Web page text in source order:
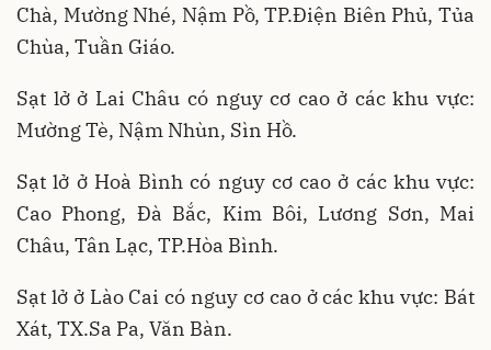
Chà, Mường Nhé, Nậm Pồ, TP.Điện Biên Phủ, Tủa
Chùa, Tuần Giáo.
Sạt lở ở Lai Châu có nguy cơ cao ở các khu vực:
Mường Tè, Nậm Nhùn, Sìn Hồ.
Sạt lở ở Hoà Bình có nguy cơ cao ở các khu vực:
Cao Phong, Đà Bắc, Kim Bôi, Lương Sơn, Mai
Châu, Tân Lạc, TP.Hòa Bình.
Sạt lở ở Lào Cai có nguy cơ cao ở các khu vực: Bát
Xát, TX.Sa Pa, Văn Bàn.